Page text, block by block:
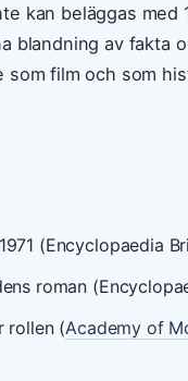
kan beläggas
blandning av fakta
som film och som
(Encyclopaedia
roman
rollen (Academy of